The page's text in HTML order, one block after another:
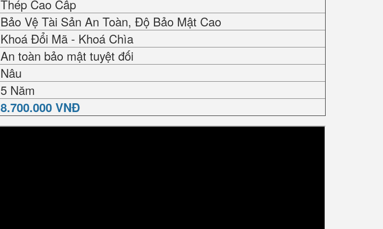
Thép Cao Cấp
Bảo Vệ Tài Sản An Toàn, Độ Bảo Mật Cao
Khoá Đổi Mã - Khoá Chìa
An toàn bảo mật tuyệt đối
Nâu
5 Năm
8.700.000 VNĐ